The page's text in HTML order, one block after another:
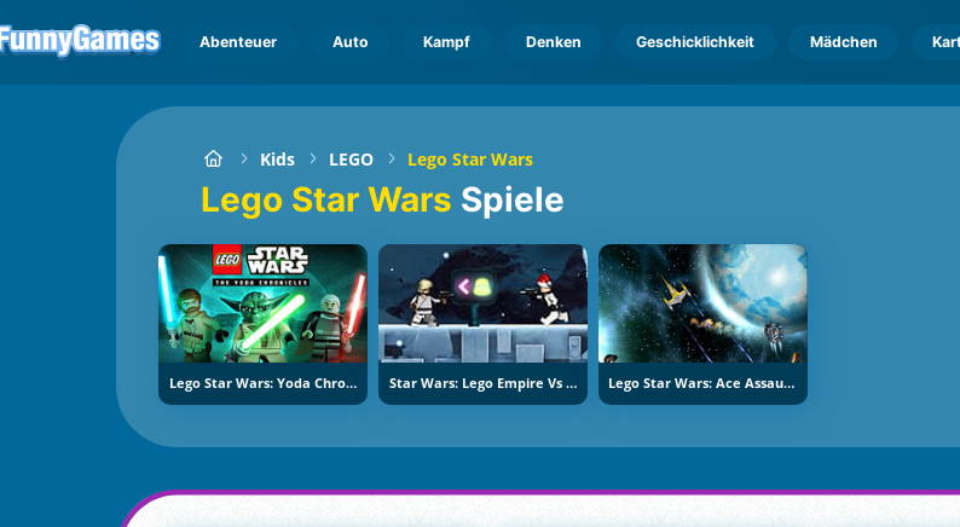
Abenteuer Auto Kampf Denken Geschicklichkeit Mädchen
Kids LEGO Lego Star Wars
Lego Star Wars Spiele
Lego Star Wars: Yoda Chronicles Star Wars: Lego Empire Vs Rebels Lego Star Wars: Ace Assault 2